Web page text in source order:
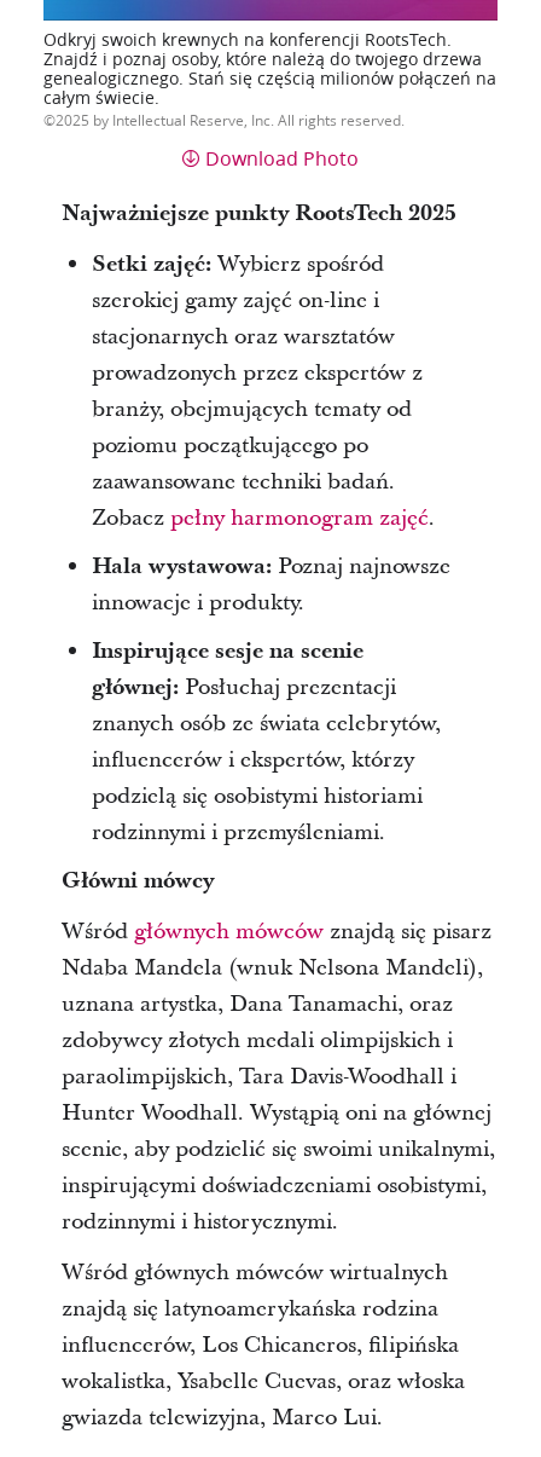
Odkryj swoich krewnych na konferencji RootsTech.
Znajdź i poznaj osoby, które należą do twojego drzewa
genealogicznego. Stań się częścią milionów połączeń na
całym świecie.
2025 by Intellectual Reserve, Inc. All rights reserved.
Download Photo
Najważniejsze punkty RootsTech 2025
Setki zajęć: Wybierz spośród
szerokiej gamy zajęć on-line i
stacjonarnych oraz warsztatów
prowadzonych przez ekspertów z
branży, obejmujących tematy od
poziomu początkującego po
zaawansowane techniki badań.
Zobacz pełny harmonogram zajęć.
Hala wystawowa:Poznaj najnowsze
innowacje i produkty.
Inspirujące sesje na scenie
głównej:Posłuchaj prezentacji
znanych osób ze świata celebrytów,
influencerów i ekspertów, którzy
podzielą się osobistymi historiami
rodzinnymi i przemyśleniami.
Główni mówcy
Wśród głównych mówcówznajdą się pisarz
Ndaba Mandela (wnuk Nelsona Mandeli),
uznana artystka, Dana Tanamachi, oraz
zdobywcy złotych medali olimpijskich i
paraolimpijskich, Tara Davis-Woodhall i
Hunter Woodhall. Wystąpią oni na głównej
scenie, aby podzielić się swoimi unikalnymi,
inspirującymi doświadczeniami osobistymi,
rodzinnymi i historycznymi.
Wśród głównych mówców wirtualnych
znajdą się latynoamerykańska rodzina
influencerów, Los Chicaneros, filipińska
wokalistka, Ysabelle Cuevas, oraz włoska
gwiazda telewizyjna, Marco Lui.